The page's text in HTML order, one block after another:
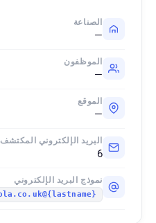
الصناعة
—
الموظفون
—
الموقع
—
البريد الإلكتروني المكتشف
6
نموذج البريد الإلكتروني
{lastname}@coca-cola.co.uk